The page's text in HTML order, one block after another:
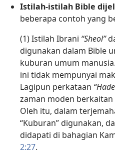
Istilah-istilah Bible
beberapa contoh yang
(1) Istilah Ibrani “Sheol”
digunakan dalam Bible
kuburan umum
ini tidak mempunyai
Lagipun perkataan
zaman moden
Oleh itu, dalam
“Kuburan” digunakan,
didapati di bahagian
2:27.